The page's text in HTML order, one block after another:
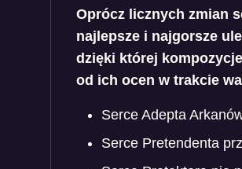
Oprócz licznych zmian
najlepsze i najgorsze
dzięki której
od ich ocen w trakcie
Serce Adepta
Serce Pretendenta